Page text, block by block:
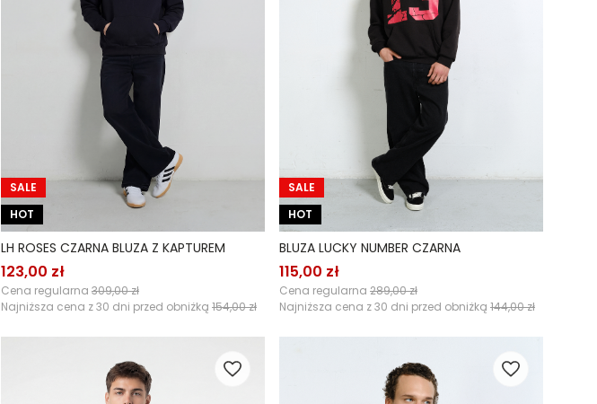
SALE
HOT
LH ROSES CZARNA BLUZA Z KAPTUREM
123,00 zł
Cena regularna 309,00 zł
Najniższa cena z 30 dni przed obniżką 154,00 zł
SALE
HOT
BLUZA LUCKY NUMBER CZARNA
115,00 zł
Cena regularna 289,00 zł
Najniższa cena z 30 dni przed obniżką 144,00 zł